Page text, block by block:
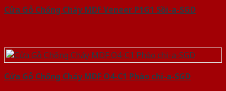
Cửa Gỗ Chống Cháy MDF Veneer P1G1 Sồi-a-SGD
Cửa Gỗ Chống Cháy MDF O4-C1 Phào chi-a-SGD